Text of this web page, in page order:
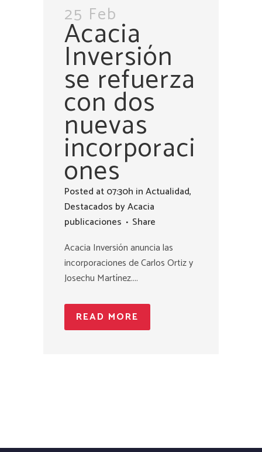
25 Feb
Acacia
Inversión
se refuerza
con dos
nuevas
incorporaci
ones
Posted at 07:30h inActualidad,
Destacados byAcacia
publicaciones
Share
Acacia Inversión anuncia las
incorporaciones de Carlos Ortiz y
Josechu Martínez....
READ MORE